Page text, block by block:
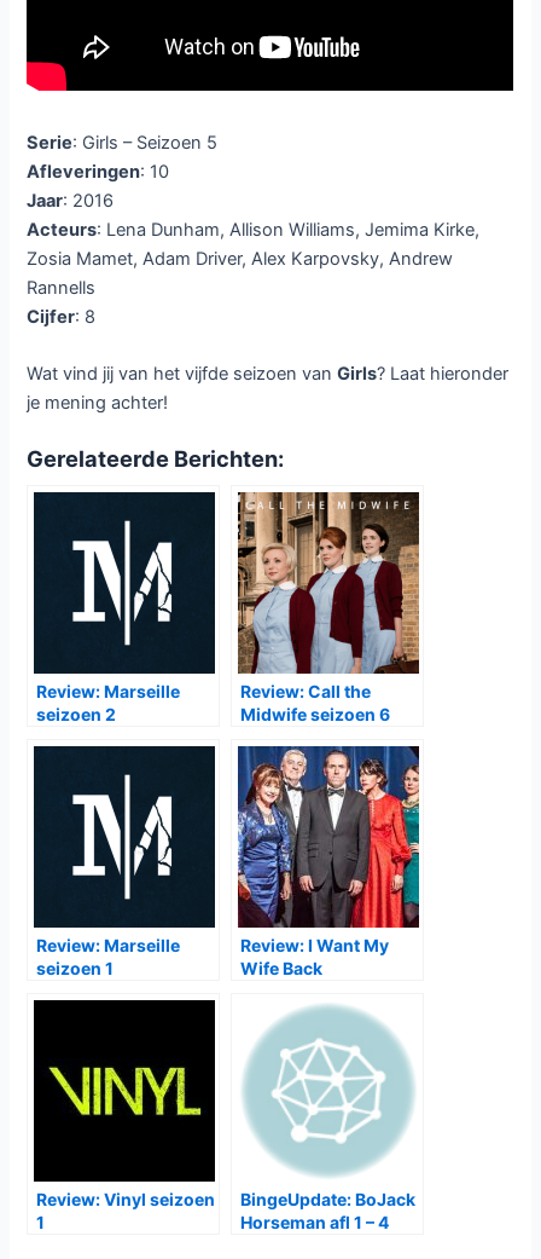
Serie: Girls – Seizoen 5
Afleveringen: 10
Jaar: 2016
Acteurs: Lena Dunham, Allison Williams, Jemima Kirke,
Zosia Mamet, Adam Driver, Alex Karpovsky, Andrew
Rannells
Cijfer: 8
Wat vind jij van het vijfde seizoen vanGirls? Laat hieronder
je mening achter!
Gerelateerde Berichten:
Review: Marseille
seizoen 2
Review: Call the
Midwife seizoen 6
Review: Marseille
seizoen 1
Review: I Want My
Wife Back
Review: Vinyl seizoen
1
BingeUpdate: BoJack
Horseman afl 1 – 4